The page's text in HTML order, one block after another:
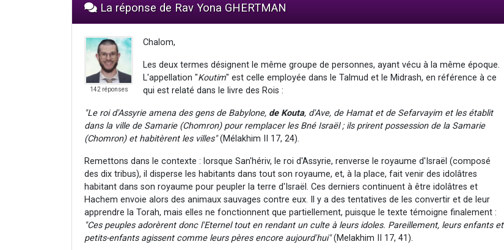
La réponse de Rav Yona GHERTMAN
142 réponses
Chalom,
Les deux termes désignent le même groupe de personnes, ayant vécu à la même époque.
L'appellation "Koutim" est celle employée dans le Talmud et le Midrash, en référence à ce
qui est relaté dans le livre des Rois :
"Le roi d'Assyrie amena des gens de Babylone, de Kouta, d'Ave, de Hamat et de Sefarvayim et les établit
dans la ville de Samarie (Chomron) pour remplacer les Bné Israël ; ils prirent possession de la Samarie
(Chomron) et habitèrent les villes"(Mélakhim II 17, 24).
Remettons dans le contexte : lorsque San'hériv, le roi d'Assyrie, renverse le royaume d'Israël (composé
des dix tribus), il disperse les habitants dans tout son royaume, et, à la place, fait venir des idolâtres
habitant dans son royaume pour peupler la terre d'Israël. Ces derniers continuent à être idolâtres et
Hachem envoie alors des animaux sauvages contre eux. Il y a des tentatives de les convertir et de leur
apprendre la Torah, mais elles ne fonctionnent que partiellement, puisque le texte témoigne finalement :
"Ces peuples adorèrent donc l'Eternel tout en rendant un culte à leurs idoles. Pareillement, leurs enfants et
petits-enfants agissent comme leurs pères encore aujourd'hui"(Melakhim II 17, 41).